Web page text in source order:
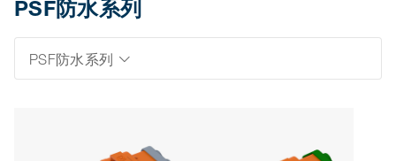
PSF防水系列
PSF防水系列